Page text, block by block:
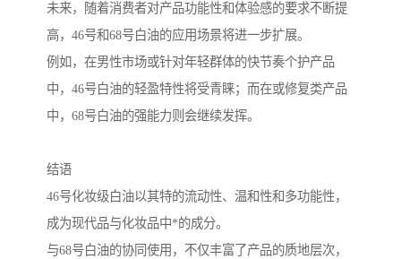
未来，随着消费者对产品功能性和体验感的要求不断提
高，46号和68号白油的应用场景将进一步扩展。
例如，在男性市场或针对年轻群体的快节奏个护产品
中，46号白油的轻盈特性将受青睐；而在或修复类产品
中，68号白油的强能力则会继续发挥。
结语
46号化妆级白油以其特的流动性、温和性和多功能性，
成为现代品与化妆品中*的成分。
与68号白油的协同使用，不仅丰富了产品的质地层次，